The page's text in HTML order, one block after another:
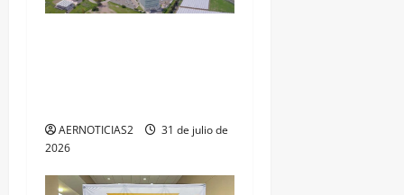
AERNOTICIAS2
31 de julio de
2026